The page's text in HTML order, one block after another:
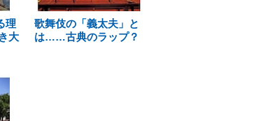
理
大
歌舞伎の「義太夫」と
は……古典のラップ？